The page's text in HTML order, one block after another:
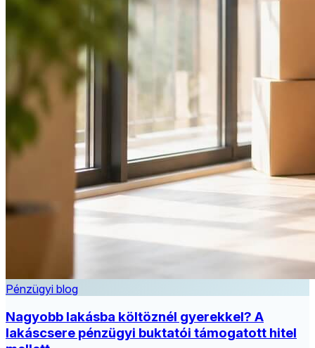
Pénzügyi blog
Nagyobb lakásba költöznél gyerekkel? A
lakáscsere pénzügyi buktatói támogatott hitel